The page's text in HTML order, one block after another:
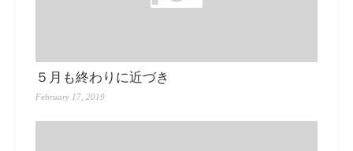
５月も終わりに近づき
February 17, 2019